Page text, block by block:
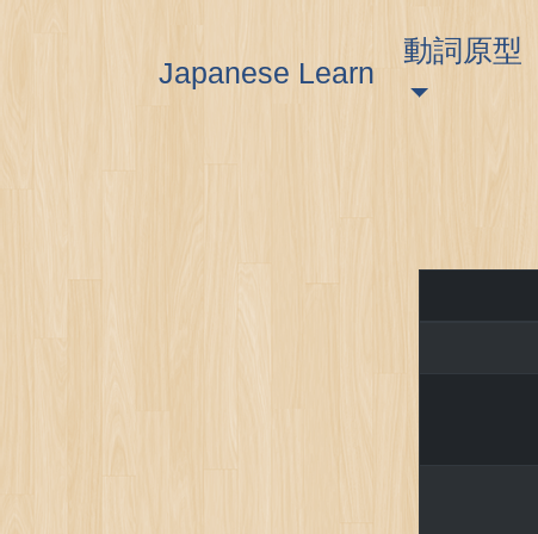
Japanese Learn
動詞原型